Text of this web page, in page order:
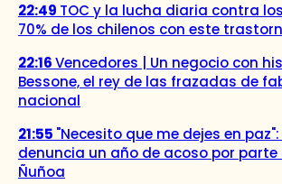
22:49 TOC y la lucha diaria contra
70% de los chilenos con este
22:16Vencedores | Un negocio con
Bessone, el rey de las frazadas de
nacional
21:55 "Necesito que me dejes en
denuncia un año de acoso por parte
Ñuñoa